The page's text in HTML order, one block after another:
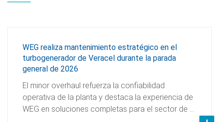
WEG realiza mantenimiento estratégico en el
turbogenerador de Veracel durante la parada
general de 2026
El minor overhaul refuerza la confiabilidad
operativa de la planta y destaca la experiencia de
WEG en soluciones completas para el sector de …